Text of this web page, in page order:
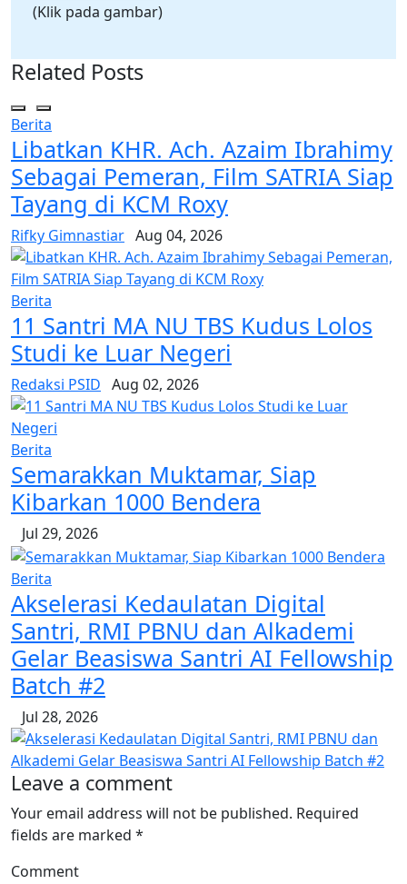
(Klik pada gambar)
Related Posts
Berita
Libatkan KHR. Ach. Azaim Ibrahimy
Sebagai Pemeran, Film SATRIA Siap
Tayang di KCM Roxy
Rifky Gimnastiar Aug 04, 2026
Berita
11 Santri MA NU TBS Kudus Lolos
Studi ke Luar Negeri
Redaksi PSID Aug 02, 2026
Berita
Semarakkan Muktamar, Siap
Kibarkan 1000 Bendera
Jul 29, 2026
Berita
Akselerasi Kedaulatan Digital
Santri, RMI PBNU dan Alkademi
Gelar Beasiswa Santri AI Fellowship
Batch #2
Jul 28, 2026
Leave a comment
Your email address will not be published. Required
fields are marked *
Comment